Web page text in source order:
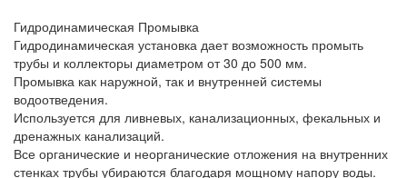
Гидродинамическая Промывка
Гидродинамическая установка дает возможность промыть
трубы и коллекторы диаметром от 30 до 500 мм.
Промывка как наружной, так и внутренней системы
водоотведения.
Используется для ливневых, канализационных, фекальных и
дренажных канализаций.
Все органические и неорганические отложения на внутренних
стенках трубы убираются благодаря мощному напору воды.